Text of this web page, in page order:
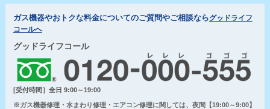
ガス機器やおトクな料金についてのご質問やご相談ならグッドライフ
コールへ
グッドライフコール
[受付時間］全日 9:00～19:00
※ガス機器修理・水まわり修理・エアコン修理に関しては、夜間【19:00～9:00】